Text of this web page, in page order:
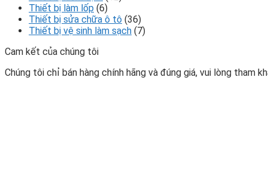
Thiết bị làm lốp (6)
Thiết bị sửa chữa ô tô (36)
Thiết bị vệ sinh làm sạch (7)
Cam kết của chúng tôi
Chúng tôi chỉ bán hàng chính hãng và đúng giá, vui lòng tham